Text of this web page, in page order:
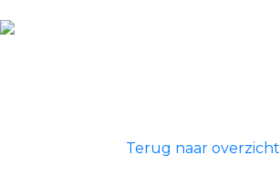
Terug naar overzicht